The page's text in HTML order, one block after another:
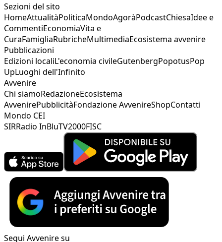
Sezioni del sito
HomeAttualitàPoliticaMondoAgoràPodcastChiesaIdee e
CommentiEconomiaVita e
CuraFamigliaRubricheMultimediaEcosistema avvenire
Pubblicazioni
Edizioni localiL'economia civileGutenbergPopotusPop
UpLuoghi dell'Infinito
Avvenire
Chi siamoRedazioneEcosistema
AvvenirePubblicitàFondazione AvvenireShopContatti
Mondo CEI
SIRRadio InBluTV2000FISC
Segui Avvenire su